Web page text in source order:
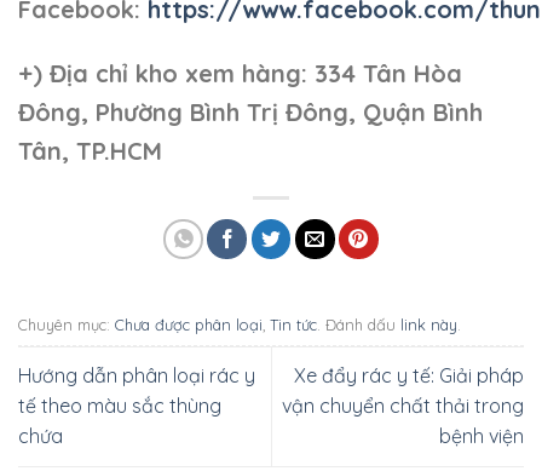
Facebook: https://www.facebook.com/
+) Địa chỉ kho xem hàng: 334 Tân Hòa
Đông, Phường Bình Trị Đông, Quận Bình
Tân, TP.HCM
Chuyên mục: Chưa được phân loại Tin tức . Đánh dấu link này
Hướng dẫn phân loại rác y
tế theo màu sắc thùng
chứa
Xe đẩy rác y tế: Giải pháp
vận chuyển chất thải trong
bệnh viện